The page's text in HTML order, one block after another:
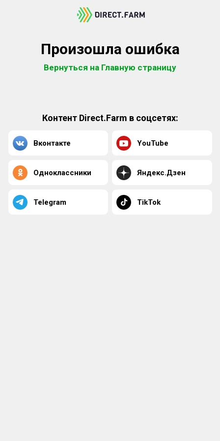
Произошла ошибка
Вернуться на Главную страницу
Контент Direct.Farm в соцсетях:
Вконтакте YouTube
Одноклассники Яндекс.Дзен
Telegram TikTok